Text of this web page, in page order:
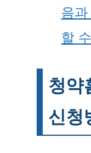
음
할
청약
신청